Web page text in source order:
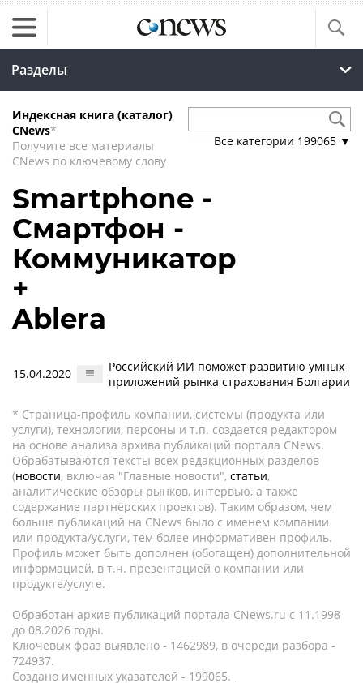
Разделы
Индексная книга (каталог)
CNews*
Получите все материалы
CNews по ключевому слову
Все категории 199065 ▼
Smartphone -
Смартфон -
Коммуникатор
+
Ablera
15.04.2020
Российский ИИ поможет развитию умных
приложений рынка страхования Болгарии
* Страница-профиль компании, системы (продукта или
услуги), технологии, персоны и т.п. создается редактором
на основе анализа архива публикаций портала CNews.
Обрабатываются тексты всех редакционных разделов
(новости, включая "Главные новости", статьи,
аналитические обзоры рынков, интервью, а также
содержание партнёрских проектов). Таким образом, чем
больше публикаций на CNews было с именем компании
или продукта/услуги, тем более информативен профиль.
Профиль может быть дополнен (обогащен) дополнительной
информацией, в т.ч. презентацией о компании или
продукте/услуге.
Обработан архив публикаций портала CNews.ru c 11.1998
до 08.2026 годы.
Ключевых фраз выявлено - 1462989, в очереди разбора -
724937.
Создано именных указателей - 199065.